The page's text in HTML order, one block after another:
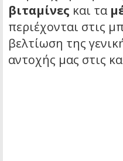
βιταμίνες και τα
περιέχονται στις
βελτίωση της
αντοχής μας στις